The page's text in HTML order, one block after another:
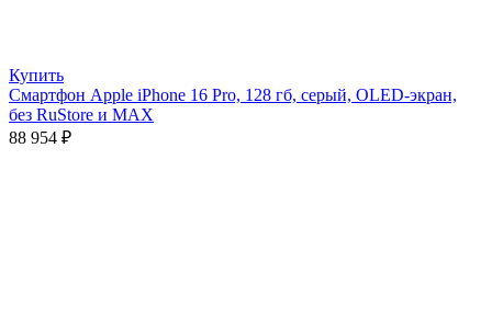
Купить
Смартфон Apple iPhone 16 Pro, 128 гб, серый, OLED-экран,
без RuStore и MAX
88 954 ₽